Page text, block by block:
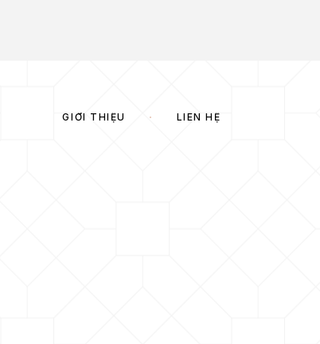
GIỚI THIỆU LIÊN HỆ